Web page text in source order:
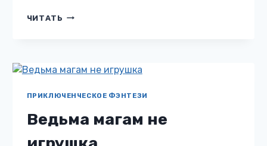
ЧИТАТЬ ШЕФ-
ПРИКЛЮЧЕНЧЕСКОЕ ФЭНТЕЗИ
Ведьма магам не